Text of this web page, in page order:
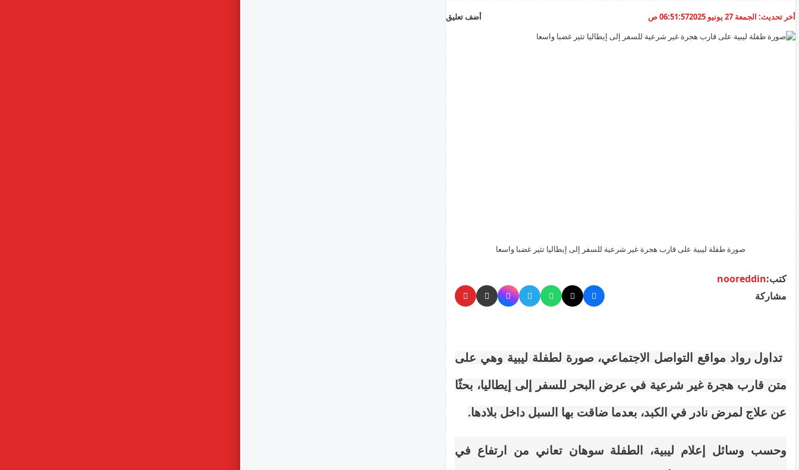
أخر تحديث: الجمعة 27 يونيو 2025 06:51:57 ص أضف تعليق
صورة طفلة ليبية على قارب هجرة غير شرعية للسفر إلى إيطاليا تثير غضبا واسعا
كتب:nooreddin
مشاركة
تداول رواد مواقع التواصل الاجتماعي، صورة لطفلة ليبية وهي على
متن قارب هجرة غير شرعية في عرض البحر للسفر إلى إيطاليا، بحثًا
عن علاج لمرض نادر في الكبد، بعدما ضاقت بها السبل داخل بلادها.
وحسب وسائل إعلام ليبية، الطفلة سوهان تعاني من ارتفاع في